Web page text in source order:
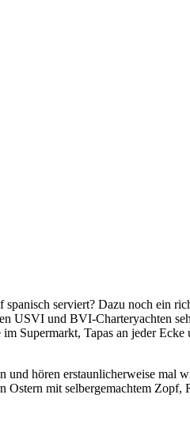
serviert? Dazu noch ein
USVI und BVI-Charteryachten
Supermarkt, Tapas an jeder
hören erstaunlicherweise mal
mit selbergemachtem